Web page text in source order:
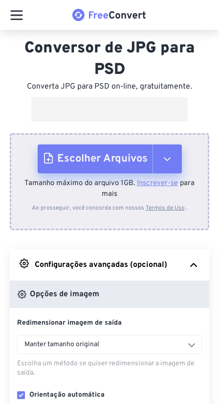
Conversor de JPG para
PSD
Converta JPG para PSD on-line, gratuitamente.
Escolher Arquivos
Do dispositivo
Do Google Drive
Do OneDrive
Da URL
Tamanho máximo do arquivo 1GB. Inscrever-se para
mais
Ao prosseguir, você concorda com nossos Termos de Uso .
Configurações avançadas (opcional)
Opções de imagem
Redimensionar imagem de saída
Manter tamanho original
Escolha um método se quiser redimensionar a imagem de
saída.
Orientação automática